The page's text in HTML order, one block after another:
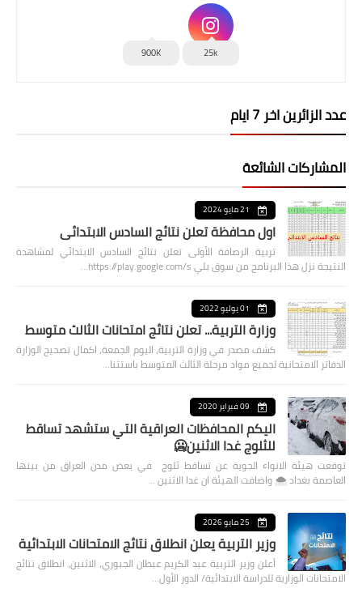
25k
900K
عدد الزائرين اخر 7 ايام
المشاركات الشائعة
21 مايو 2024
اول محافظة تعلن نتائج السادس الابتدائي
تربية الرصافة الأولى تعلن نتائج السادس الابتدائي لمشاهدة
النتيجة نزل هذا البرنامج من سوق بلي https://play.google.com/s…
01 يوليو 2022
وزارة التربية... تعلن نتائج امتحانات الثالث متوسط
كشف مصدر في وزارة التربية، اليوم الجمعة، اكمال تصحيح الوزارة
الدفاتر الامتحانية لجميع مواد مرحلة الثالث المتوسط باستثنا…
09 فبراير 2020
اليكم المحافظات العراقية التي ستشهد تساقط
للثلوج غدا الاثنين🥶
توقعت هيئة الانواء الجوية عن تساقط ثلوج في بعض مدن العراق من بينها
العاصمة بغداد ⁦🌨️⁩ واضافت الهيئة ان غدا الاثنين …
25 مايو 2026
وزير التربية يعلن انطلاق نتائج الامتحانات الابتدائية
أعلن وزير التربية عبد الكريم عبطان الجبوري، الاثنين، انطلاق نتائج
الامتحانات الوزارية للدراسة الابتدائية/ الدور الأول…